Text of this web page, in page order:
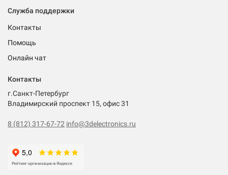
Служба поддержки
Контакты
Помощь
Онлайн чат
Контакты
г.Санкт-Петербург
Владимирский проспект 15, офис 31
8 (812) 317-67-72 info@3delectronics.ru